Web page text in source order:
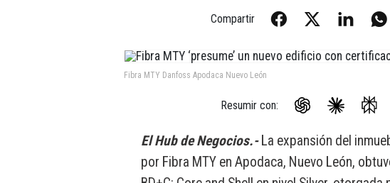
Compartir
Fibra MTY Danfoss Apodaca Nuevo León
Resumir con:
El Hub de Negocios.-La expansión del
por Fibra MTY en Apodaca, Nuevo León,